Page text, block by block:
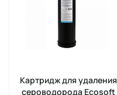
Картридж для удаления
сероводорода Ecosoft